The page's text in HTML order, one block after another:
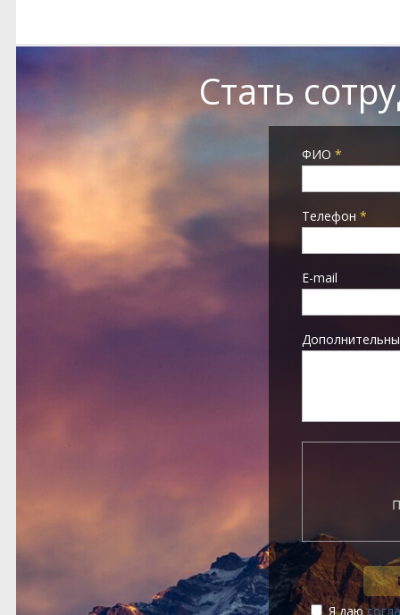
Стать
ФИО *
Телефон *
E-mail
Я даю